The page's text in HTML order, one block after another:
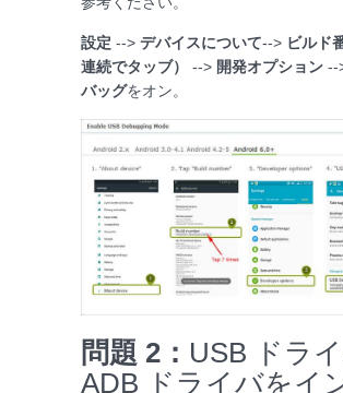
設定 --> デバイスについて--> ビルド
連続でタッブ）
--> 開発オプション --
バッグをオン。
問題 2： USB ドラ
ADB ドライバをイ